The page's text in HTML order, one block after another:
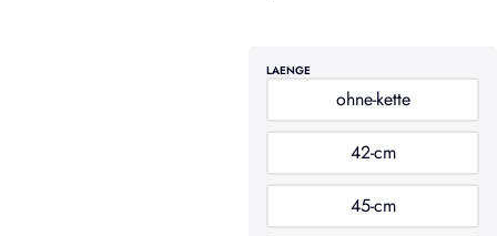
LAENGE
ohne-kette
42-cm
45-cm